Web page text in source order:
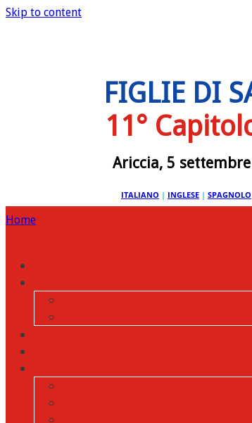
Skip to content
FIGLIE DI
11°
Ariccia, 5
ITALIANO | INGLESE | SPAGNOLO
Home